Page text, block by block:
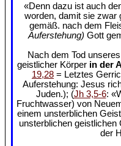
«Denn dazu ist auch
worden, damit sie zwar
gemäß. nach dem
Auferstehung) Gott
Nach dem Tod
geistlicher Körper in der
19,28 = Letztes
Auferstehung: Jesus
Juden.); (Jh 3,5-6:
Fruchtwasser) von
einem unsterblichen
unsterblichen
der